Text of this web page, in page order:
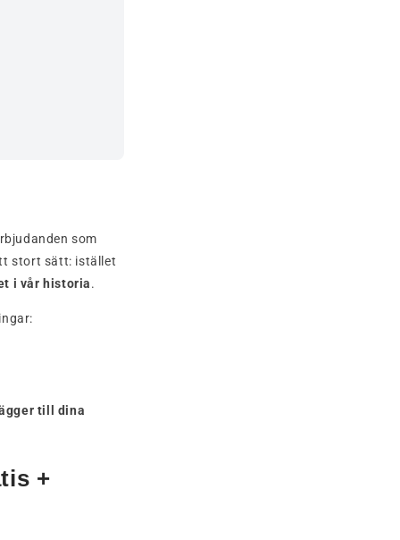
som
stort sätt: istället
i vår historia.
till dina
+